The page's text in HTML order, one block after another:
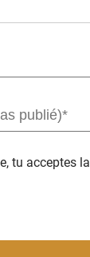
tu acceptes la